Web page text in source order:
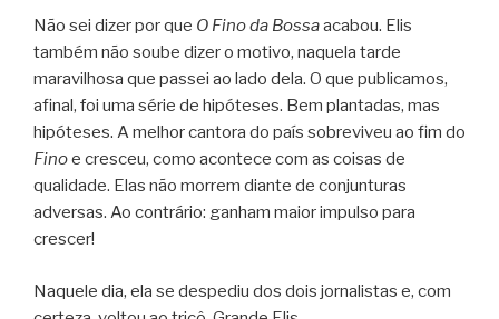
Não sei dizer por que O Fino da Bossaacabou. Elis
também não soube dizer o motivo, naquela tarde
maravilhosa que passei ao lado dela. O que publicamos,
afinal, foi uma série de hipóteses. Bem plantadas, mas
hipóteses. A melhor cantora do país sobreviveu ao fim do
Finoe cresceu, como acontece com as coisas de
qualidade. Elas não morrem diante de conjunturas
adversas. Ao contrário: ganham maior impulso para
crescer!
Naquele dia, ela se despediu dos dois jornalistas e, com